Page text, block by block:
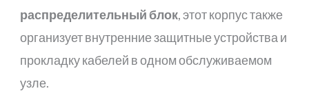
распределительный блок, этот корпус также
организует внутренние защитные устройства и
прокладку кабелей в одном обслуживаемом
узле.